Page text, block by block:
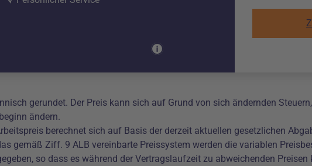
gerundet. Der Preis kann sich auf Grund von sich ändernden
ändern.
berechnet sich auf Basis der derzeit aktuellen gesetzlichen
gemäß Ziff. 9 ALB vereinbarte Preissystem werden die variablen
so dass es während der Vertragslaufzeit zu abweichenden Preisen